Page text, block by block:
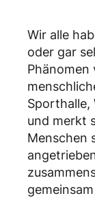
Wir alle
oder gar
Sporthalle,
und merkt
Menschen